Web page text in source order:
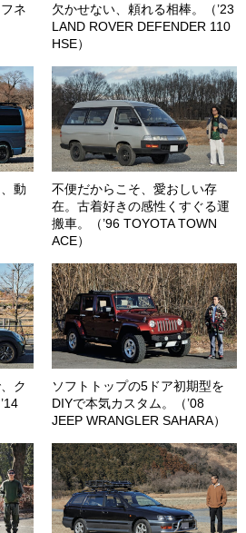
ネ
欠かせない、頼れる相棒。（’23
LAND ROVER DEFENDER 110
HSE）
動
不便だからこそ、愛おしい存
在。古着好きの感性くすぐる運
搬車。（’96 TOYOTA TOWN
ACE）
ク
ソフトトップの5ドア初期型を
DIYで本気カスタム。（’08
JEEP WRANGLER SAHARA）